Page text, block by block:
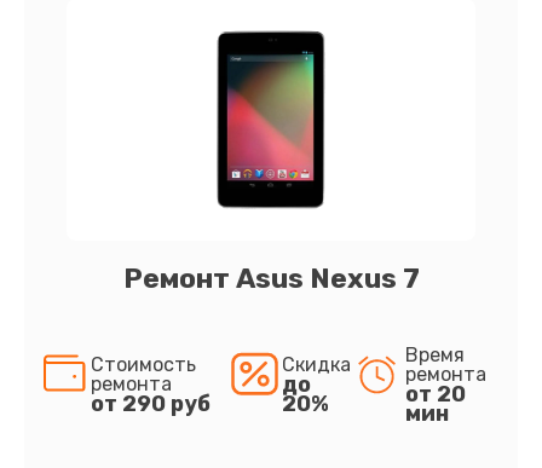
Ремонт Asus Nexus 7
Стоимость
ремонта
от 290 руб
Скидка
до
20%
Время
ремонта
от 20
мин